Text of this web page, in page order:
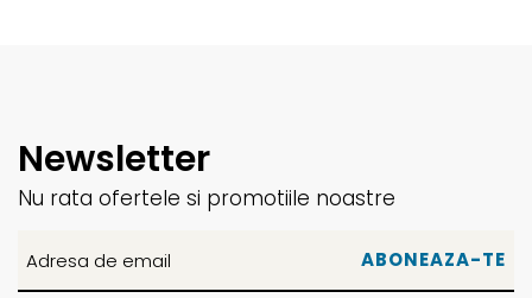
Newsletter
Nu rata ofertele si promotiile noastre